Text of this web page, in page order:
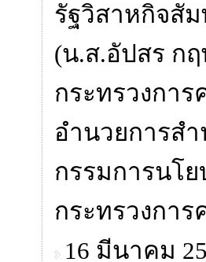
รัฐวิสาหกิจสั
(น.ส.อัปสร ก
กระทรวงกา
อำนวยการส
กรรมการนโ
กระทรวงการ
16 มีนาคม